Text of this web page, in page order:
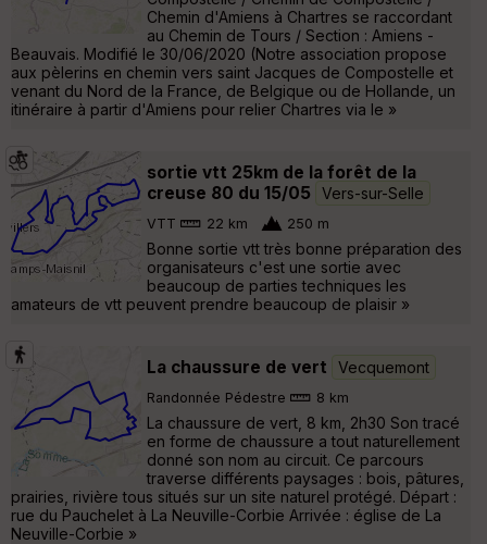
Chemin d'Amiens à Chartres se raccordant
au Chemin de Tours / Section : Amiens -
Beauvais. Modifié le 30/06/2020 (Notre association propose
aux pèlerins en chemin vers saint Jacques de Compostelle et
venant du Nord de la France, de Belgique ou de Hollande, un
itinéraire à partir d'Amiens pour relier Chartres via le »
sortie vtt 25km de la forêt de la
creuse 80 du 15/05
Vers-sur-Selle
VTT 22 km 250 m
Bonne sortie vtt très bonne préparation des
organisateurs c'est une sortie avec
beaucoup de parties techniques les
amateurs de vtt peuvent prendre beaucoup de plaisir »
La chaussure de vert Vecquemont
Randonnée Pédestre 8 km
La chaussure de vert, 8 km, 2h30 Son tracé
en forme de chaussure a tout naturellement
donné son nom au circuit. Ce parcours
traverse différents paysages : bois, pâtures,
prairies, rivière tous situés sur un site naturel protégé. Départ :
rue du Pauchelet à La Neuville-Corbie Arrivée : église de La
Neuville-Corbie »